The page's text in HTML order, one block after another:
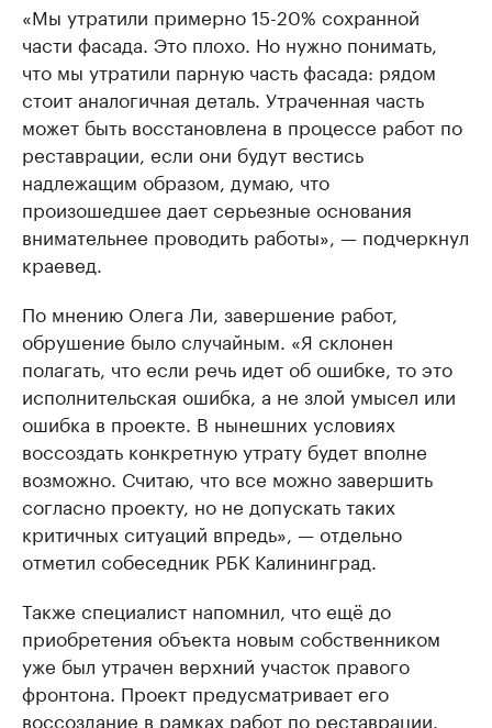
«Мы утратили примерно 15-20% сохранной
части фасада. Это плохо. Но нужно понимать,
что мы утратили парную часть фасада: рядом
стоит аналогичная деталь. Утраченная часть
может быть восстановлена в процессе работ по
реставрации, если они будут вестись
надлежащим образом, думаю, что
произошедшее дает серьезные основания
внимательнее проводить работы», — подчеркнул
краевед.
По мнению Олега Ли, завершение работ,
обрушение было случайным. «Я склонен
полагать, что если речь идет об ошибке, то это
исполнительская ошибка, а не злой умысел или
ошибка в проекте. В нынешних условиях
воссоздать конкретную утрату будет вполне
возможно. Считаю, что все можно завершить
согласно проекту, но не допускать таких
критичных ситуаций впредь», — отдельно
отметил собеседник РБК Калининград.
Также специалист напомнил, что ещё до
приобретения объекта новым собственником
уже был утрачен верхний участок правого
фронтона. Проект предусматривает его
воссоздание в рамках работ по реставрации.